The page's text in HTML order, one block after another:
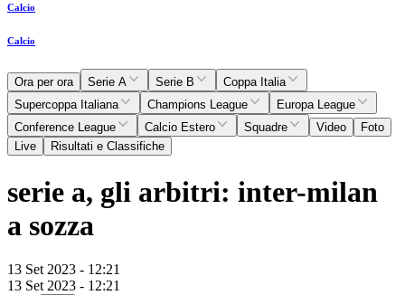
Calcio
Calcio
Ora per ora Serie A Serie B
Coppa Italia
Supercoppa Italiana
Champions League
Europa League
Conference League
Calcio Estero Squadre Video
Foto
Live
Risultati e Classifiche
serie a, gli arbitri: inter-milan
a sozza
13 Set 2023 - 12:21
13 Set 2023 - 12:21